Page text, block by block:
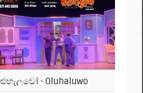
- Oluhaluwo